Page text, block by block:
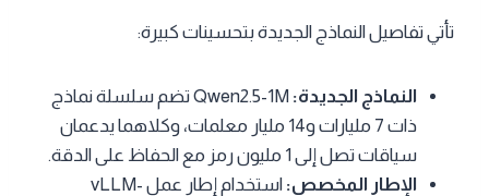
تأتي تفاصيل النماذج الجديدة بتحسينات كبيرة:
النماذج الجديدة:
Qwen2.5-1M تضم سلسلة نماذج
ذات 7 مليارات و14 مليار معلمات، وكلاهما يدعمان
سياقات تصل إلى 1 مليون رمز مع الحفاظ على الدقة.
الإطار المخصص:
استخدام إطار عمل vLLM-